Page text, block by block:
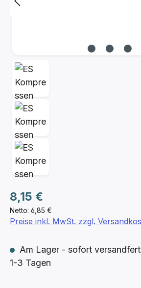
Netto: 6,85 €
Regulärer Preis:
8,15 €
Preise inkl. MwSt. zzgl.
Am Lager - sofort
1-3 Tagen